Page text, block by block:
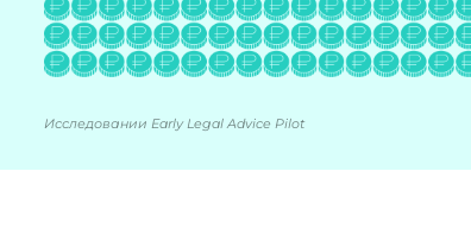
Исследовании Early Legal Advice Pilot